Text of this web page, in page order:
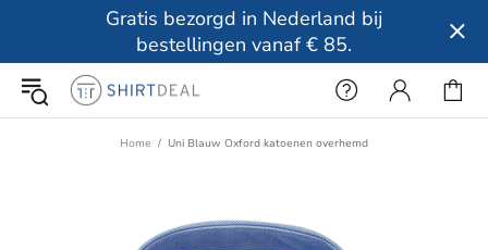
Gratis bezorgd in Nederland bij
bestellingen vanaf € 85.
Home Uni Blauw Oxford katoenen overhemd